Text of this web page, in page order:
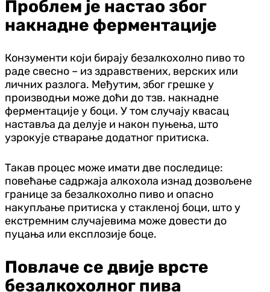
Проблем је настао због
накнадне ферментације
Конзументи који бирају безалкохолно пиво то
раде свесно – из здравствених, верских или
личних разлога. Међутим, због грешке у
производњи може доћи до тзв. накнадне
ферментације у боци. У том случају квасац
наставља да делује и након пуњења, што
узрокује стварање додатног притиска.
Такав процес може имати две последице:
повећање садржаја алкохола изнад дозвољене
границе за безалкохолно пиво и опасно
накупљање притиска у стакленој боци, што у
екстремним случајевима може довести до
пуцања или експлозије боце.
Повлаче се двије врсте
безалкохолног пива